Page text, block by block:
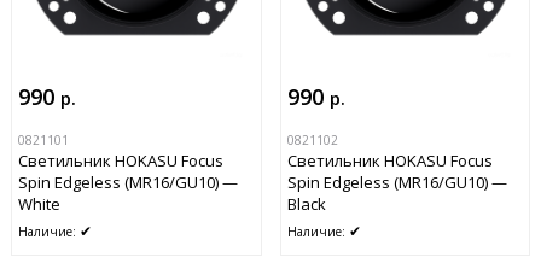
990 р.
0821101
Светильник HOKASU Focus
Spin Edgeless (MR16/GU10) —
White
Наличие: ✔
990 р.
0821102
Светильник HOKASU Focus
Spin Edgeless (MR16/GU10) —
Black
Наличие: ✔